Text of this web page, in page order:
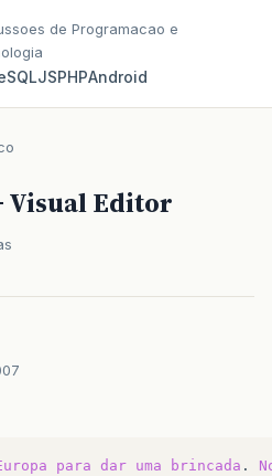
de Programacao e
SQLJSPHPAndroid
Visual Editor
para dar uma brincada .